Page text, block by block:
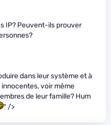
IP? Peuvent-ils prouver
dans leur système et à
voir même
de leur famille? Hum
" />